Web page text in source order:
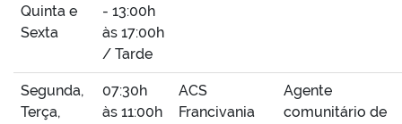
Quinta e
Sexta
- 13:00h
às 17:00h
/ Tarde
Segunda,
Terça,
07:30h
às 11:00h
ACS
Francivania
Agente
comunitário de